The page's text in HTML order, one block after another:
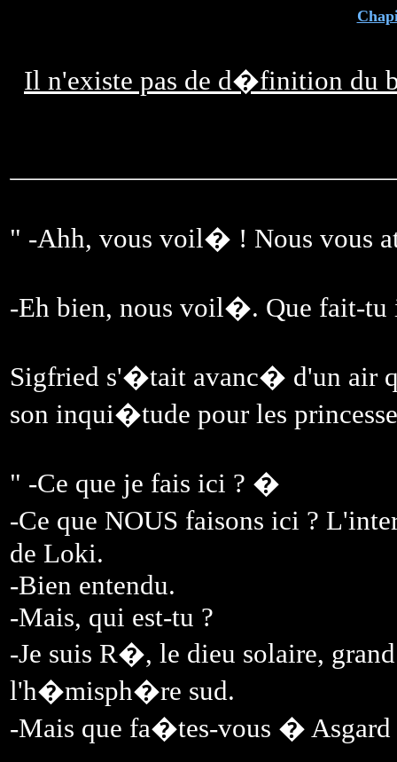
Il n'existe pas de d�finition du
" -Ahh, vous voil� ! Nous vous
-Eh bien, nous voil�. Que fait-tu
Sigfried s'�tait avanc� d'un
son inqui�tude pour les
" -Ce que je fais ici ? �
-Ce que NOUS faisons ici ?
de Loki.
-Bien entendu.
-Mais, qui est-tu ?
-Je suis R�, le dieu solaire,
l'h�misph�re sud.
-Mais que fa�tes-vous � Asgard